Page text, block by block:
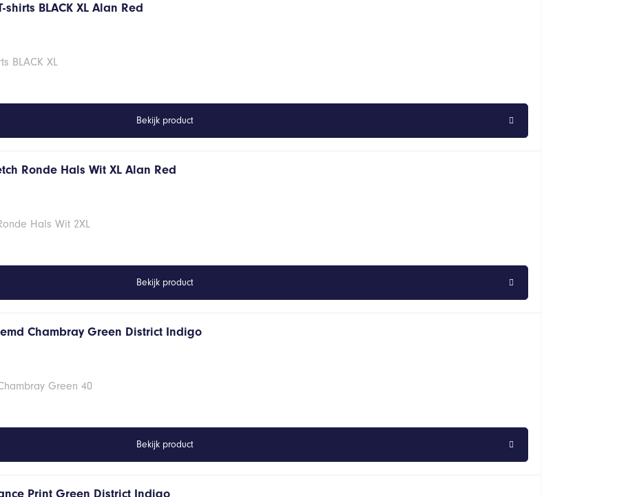
BLACK XL Alan Red
BLACK XL
Bekijk product
Ronde Hals Wit XL Alan Red
Hals Wit 2XL
Bekijk product
Chambray Green District Indigo
Green 40
Bekijk product
Print Green District Indigo